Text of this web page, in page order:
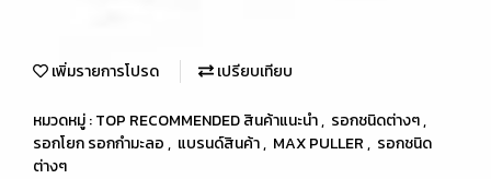
เพิ่มรายการโปรด เปรียบเทียบ
หมวดหมู่ :TOP RECOMMENDED สินค้าแนะนำ, รอกชนิดต่างๆ,
รอกโยก รอกกำมะลอ, แบรนด์สินค้า, MAX PULLER, รอกชนิด
ต่างๆ